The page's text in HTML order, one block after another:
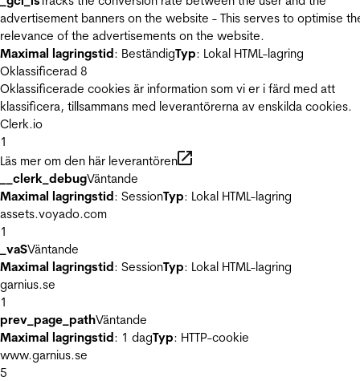
advertisement banners on the website - This serves to optimise
relevance of the advertisements on the website.
Maximal lagringstid: BeständigTyp: Lokal HTML-lagring
Oklassificerad 8
Oklassificerade cookies är information som vi er i färd med att
klassificera, tillsammans med leverantörerna av enskilda cookies.
Clerk.io
1
Läs mer om den här leverantören
__clerk_debugVäntande
Maximal lagringstid: SessionTyp: Lokal HTML-lagring
assets.voyado.com
1
_vaSVäntande
Maximal lagringstid: SessionTyp: Lokal HTML-lagring
garnius.se
1
prev_page_pathVäntande
Maximal lagringstid: 1 dagTyp: HTTP-cookie
www.garnius.se
5